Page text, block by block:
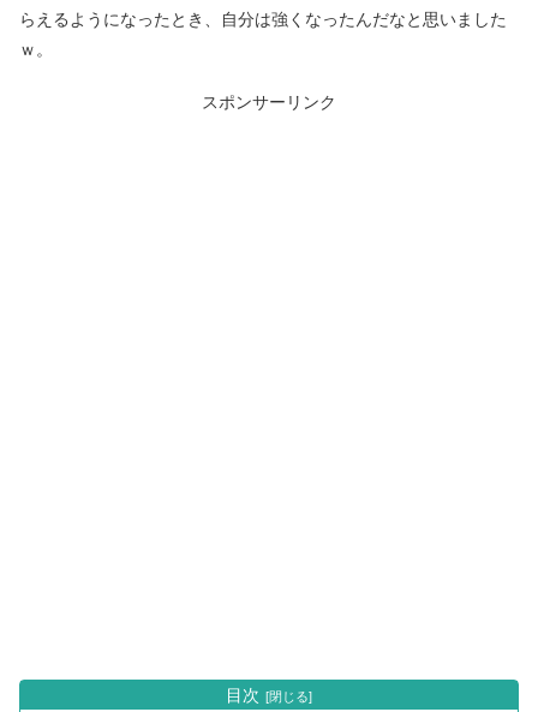
らえるようになったとき、自分は強くなったんだなと思いました
ｗ。
スポンサーリンク
目次